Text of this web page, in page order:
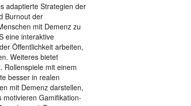
adaptierte Strategien der
Burnout der
mit Demenz zu
eine interaktive
Öffentlichkeit arbeiten,
Weiteres bietet
Rollenspiele mit einem
besser in realen
mit Demenz darstellen,
Gamifikation-